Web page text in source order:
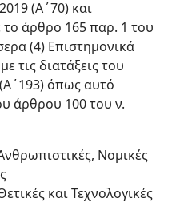
(Α΄70) και
το άρθρο 165 παρ. 1 του
(4) Επιστημονικά
τις διατάξεις του
όπως αυτό
άρθρου 100 του ν.
Νομικές
και Τεχνολογικές